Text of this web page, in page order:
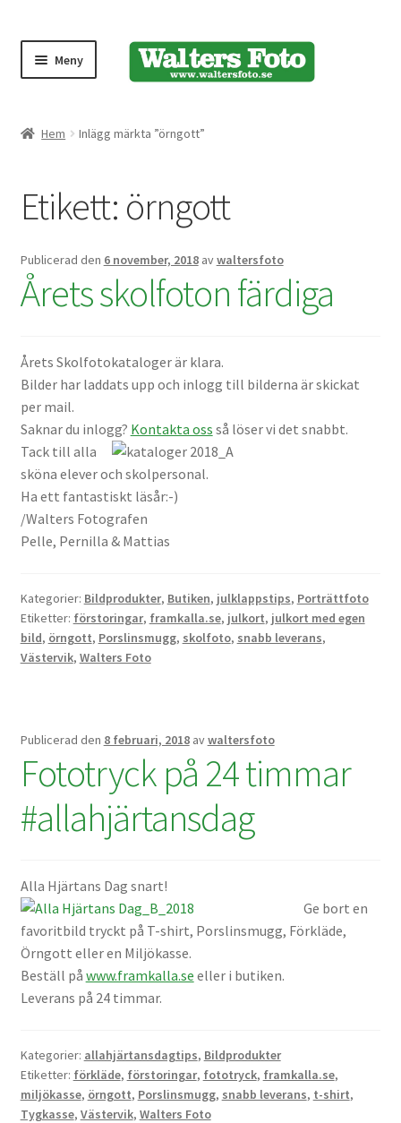
Meny
Bärremmar
Blixtar
Stativ
Väskor
Objektiv Nikon
Objektivlock
Motljusskydd
Handkikare
Kikare Tillbehör
Step-ringar
DVD/CD/Tape
Minneskort
Förvaring
Hem Inlägg märkta ”örngott”
Etikett: örngott
Publicerad den 6 november, 2018 avwaltersfoto
Årets skolfoton färdiga
Årets Skolfotokataloger är klara.
Bilder har laddats upp och inlogg till bilderna är skickat
per mail.
Saknar du inlogg? Kontakta oss så löser vi det snabbt.
Tack till alla
sköna elever och skolpersonal.
Ha ett fantastiskt läsår:-)
/Walters Fotografen
Pelle, Pernilla & Mattias
Kategorier: Bildprodukter, Butiken, julklappstips, Porträttfoto
Etiketter: förstoringar, framkalla.se, julkort, julkort med egen
bild, örngott, Porslinsmugg, skolfoto, snabb leverans,
Västervik, Walters Foto
Publicerad den 8 februari, 2018 avwaltersfoto
Fototryck på 24 timmar
#allahjärtansdag
Alla Hjärtans Dag snart!
Ge bort en
favoritbild tryckt på T-shirt, Porslinsmugg, Förkläde,
Örngott eller en Miljökasse.
Beställ på www.framkalla.se eller i butiken.
Leverans på 24 timmar.
Kategorier: allahjärtansdagtips, Bildprodukter
Etiketter: förkläde, förstoringar, fototryck, framkalla.se,
miljökasse, örngott, Porslinsmugg, snabb leverans, t-shirt,
Tygkasse, Västervik, Walters Foto